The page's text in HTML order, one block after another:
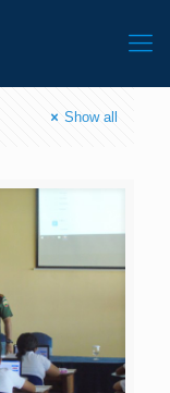
Show all